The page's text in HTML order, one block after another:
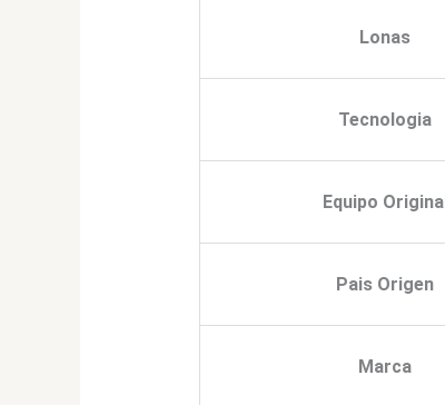
Lonas
Tecnologia
Equipo Original
Pais Origen
Marca